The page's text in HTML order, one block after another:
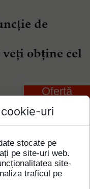
de
veți obține cel
Ofertă
uri
stocate pe
pe site-uri web.
site-
traficul pe